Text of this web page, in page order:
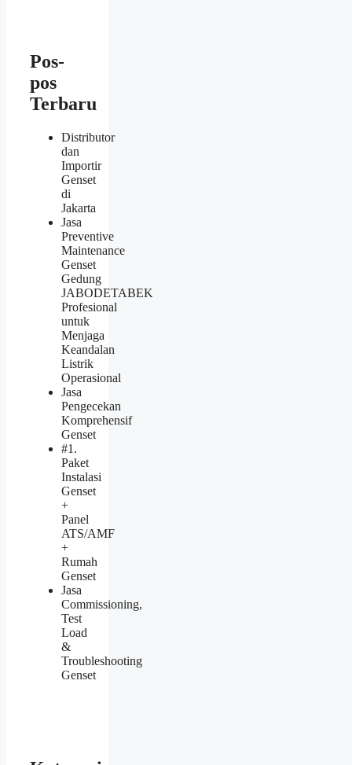
Pos-
pos
Terbaru
Distributor
dan
Importir
Genset
di
Jakarta
Jasa
Preventive
Maintenance
Genset
Gedung
JABODETABEK
Profesional
untuk
Menjaga
Keandalan
Listrik
Operasional
Jasa
Pengecekan
Komprehensif
Genset
#1.
Paket
Instalasi
Genset
+
Panel
ATS/AMF
+
Rumah
Genset
Jasa
Commissioning,
Test
Load
&
Troubleshooting
Genset